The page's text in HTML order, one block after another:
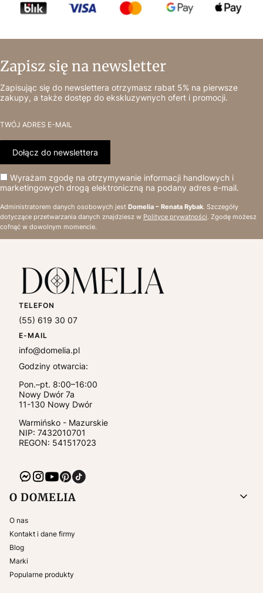
Zapisz się na newsletter
Zapisując się do newslettera otrzymasz rabat 5% na pierwsze
zakupy, a także dostęp do ekskluzywnych ofert i promocji.
TWÓJ ADRES E-MAIL
Dołącz do newslettera
Wyrażam zgodę na otrzymywanie informacji handlowych i
marketingowych drogą elektroniczną na podany adres e-mail.
Administratorem danych osobowych jest Domelia – Renata Rybak. Szczegóły
dotyczące przetwarzania danych znajdziesz w Polityce prywatności. Zgodę możesz
cofnąć w dowolnym momencie.
TELEFON
(55) 619 30 07
E-MAIL
info@domelia.pl
Godziny otwarcia:
Pon.–pt. 8:00–16:00
Nowy Dwór 7a
11-130 Nowy Dwór
Warmińsko - Mazurskie
NIP: 7432010701
REGON: 541517023
Linki w stopce
O DOMELIA
O nas
Kontakt i dane firmy
Blog
Marki
Popularne produkty